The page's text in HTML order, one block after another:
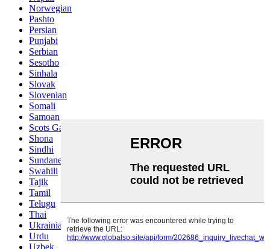
Norwegian
Pashto
Persian
Punjabi
Serbian
Sesotho
Sinhala
Slovak
Slovenian
Somali
Samoan
Scots Gaelic
Shona
Sindhi
Sundanese
Swahili
Tajik
Tamil
Telugu
Thai
Ukrainian
Urdu